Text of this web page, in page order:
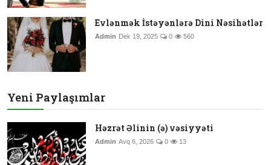
Evlənmək İstəyənlərə Dini Nəsihətlər
Admin Dek 19, 2025 0 560
Yeni Paylaşımlar
Həzrət Əlinin (ə) vəsiyyəti
Admin Avq 6, 2026 0 13